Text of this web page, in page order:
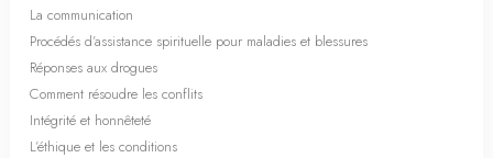
La communication
Procédés d’assistance spirituelle pour maladies et blessures
Réponses aux drogues
Comment résoudre les conflits
Intégrité et honnêteté
L’éthique et les conditions